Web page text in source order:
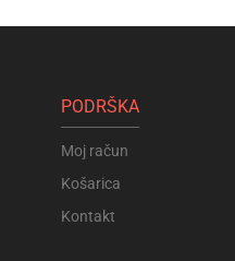
PODRŠKA
Moj račun
Košarica
Kontakt